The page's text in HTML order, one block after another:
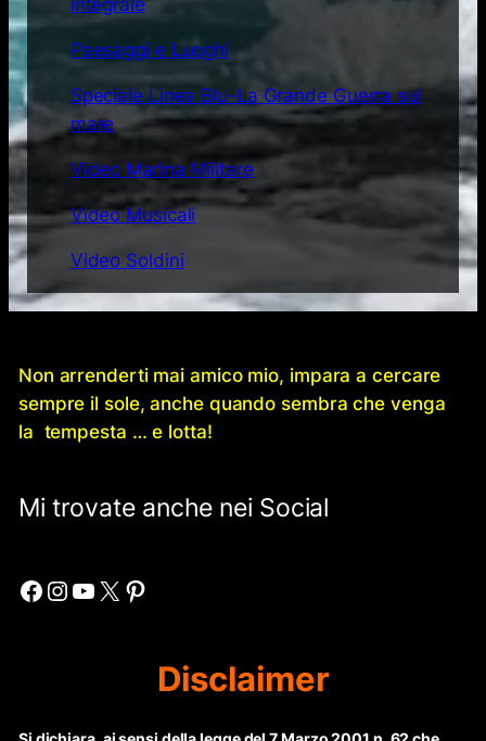
integrale
Paesaggi e Luoghi
Speciale Linea Blu-La Grande Guerra sul
mare
Video Marina Militare
Video Musicali
Video Soldini
Non arrenderti mai amico mio, impara a cercare
sempre il sole, anche quando sembra che venga
la tempesta … e lotta!
Mi trovate anche nei Social
Facebook Instagram YouTube X Pinterest
Disclaimer